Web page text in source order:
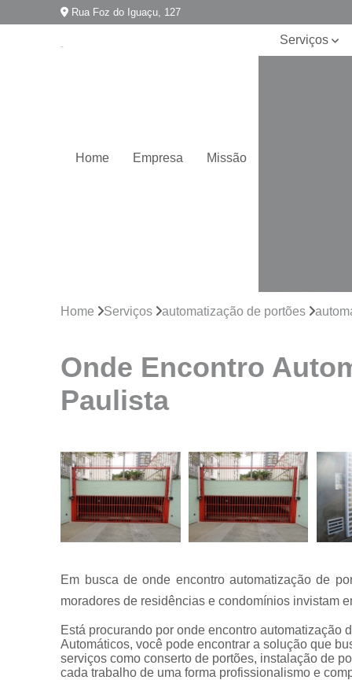
Rua Foz do Iguaçu, 127
Home Empresa Missão
Serviços
de portões
Empresa para
Instalação de
Manutenção
de motores
Manutenção
de portões
Motores
usados para
Reparo de
portões
Home Serviços automatização de portões
Onde Encontro
Paulista
Em busca de onde encontro automatização de
moradores de residências e condomínios invistam
Está procurando por onde encontro
Automáticos, você pode encontrar a solução que
serviços como conserto de portões, instalação de
cada trabalho de uma forma profissionalismo e